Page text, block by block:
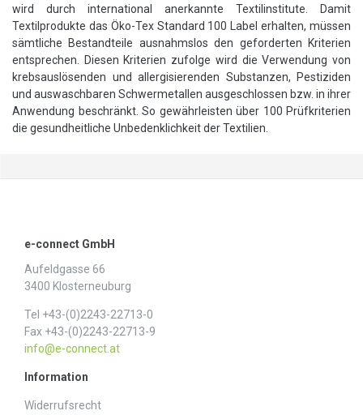
wird durch international anerkannte Textilinstitute. Damit
Textilprodukte das Öko-Tex Standard 100 Label erhalten, müssen
sämtliche Bestandteile ausnahmslos den geforderten Kriterien
entsprechen. Diesen Kriterien zufolge wird die Verwendung von
krebsauslösenden und allergisierenden Substanzen, Pestiziden
und auswaschbaren Schwermetallen ausgeschlossen bzw. in ihrer
Anwendung beschränkt. So gewährleisten über 100 Prüfkriterien
die gesundheitliche Unbedenklichkeit der Textilien.
e-connect GmbH
Aufeldgasse 66
3400 Klosterneuburg
Tel +43-(0)2243-22713-0
Fax +43-(0)2243-22713-9
info@e-connect.at
Information
Widerrufs­recht